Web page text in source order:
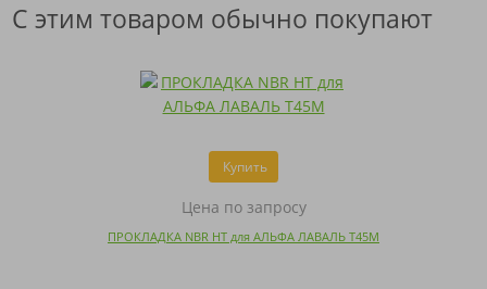
С этим товаром обычно покупают
Купить
Цена по запросу
ПРОКЛАДКА NBR HT для АЛЬФА ЛАВАЛЬ T45M